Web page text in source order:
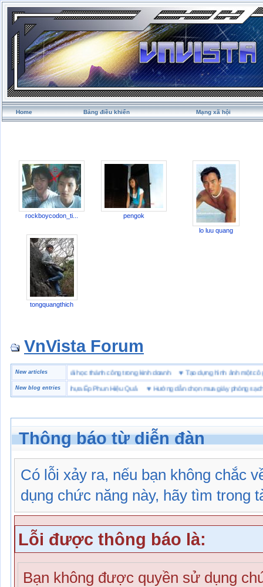
Home Bảng điều khiển Mạng xã hội
rockboycodon_ti... pengok
lo luu quang
tongquangthich
VnVista Forum
New articles
biệt” của Microsoft ♥4 bài học thành công trong kinh doanh ♥Tạo dựng hình ảnh
New blog entries
Bột Màu Cho Nhựa Ép Phun Hiệu Quả♥ Hướng dẫn chọn mua giày phòng sạch
Thông báo từ diễn đàn
Có lỗi xảy ra, nếu bạn không chắc
dụng chức năng này, hãy tìm trong
Lỗi được thông báo là:
Bạn không được quyền sử dụng